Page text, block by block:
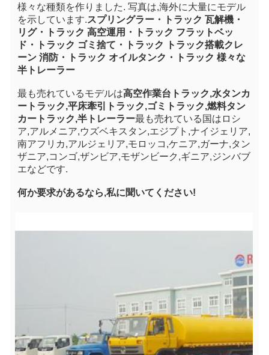
様々な種類を作りました. 写真は,海外に大量にモデル
を示しています.スプリングラー・トラック 瓦解機・
リグ・トラック 高空運用・トラック フラットベッ
ド・トラック ゴミ捨て・トラック トラック搭載クレ
ーン 消防・トラック オイルタンク・トラック 様々な
半トレーラー
最も売れているモデルは高空作業台トラック,水タンカ
ートラック,平床牽引トラック,ゴミトラック,燃料タン
カートラック,半トレーラー最も売れている国はロシ
ア,アルメニア,ウズベキスタン,エジプト,ナイジェリア,
南アフリカ,アルジェリア,モロッコ,ケニア,ガーナ,タン
ザニア,コンゴ,ザンビア,モザンビーク,ギニア,ジンバブ
エなどです.
何か要求があるなら,私に聞いてください!